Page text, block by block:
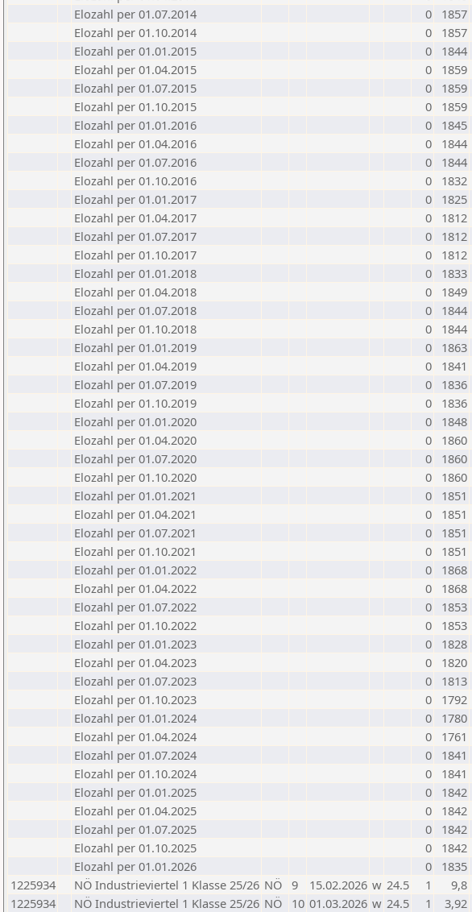
Elozahl per 01.07.2014
0
1857
Elozahl per 01.10.2014
0
1857
Elozahl per 01.01.2015
0
1844
Elozahl per 01.04.2015
0
1859
Elozahl per 01.07.2015
0
1859
Elozahl per 01.10.2015
0
1859
Elozahl per 01.01.2016
0
1845
Elozahl per 01.04.2016
0
1844
Elozahl per 01.07.2016
0
1844
Elozahl per 01.10.2016
0
1832
Elozahl per 01.01.2017
0
1825
Elozahl per 01.04.2017
0
1812
Elozahl per 01.07.2017
0
1812
Elozahl per 01.10.2017
0
1812
Elozahl per 01.01.2018
0
1833
Elozahl per 01.04.2018
0
1849
Elozahl per 01.07.2018
0
1844
Elozahl per 01.10.2018
0
1844
Elozahl per 01.01.2019
0
1863
Elozahl per 01.04.2019
0
1841
Elozahl per 01.07.2019
0
1836
Elozahl per 01.10.2019
0
1836
Elozahl per 01.01.2020
0
1848
Elozahl per 01.04.2020
0
1860
Elozahl per 01.07.2020
0
1860
Elozahl per 01.10.2020
0
1860
Elozahl per 01.01.2021
0
1851
Elozahl per 01.04.2021
0
1851
Elozahl per 01.07.2021
0
1851
Elozahl per 01.10.2021
0
1851
Elozahl per 01.01.2022
0
1868
Elozahl per 01.04.2022
0
1868
Elozahl per 01.07.2022
0
1853
Elozahl per 01.10.2022
0
1853
Elozahl per 01.01.2023
0
1828
Elozahl per 01.04.2023
0
1820
Elozahl per 01.07.2023
0
1813
Elozahl per 01.10.2023
0
1792
Elozahl per 01.01.2024
0
1780
Elozahl per 01.04.2024
0
1761
Elozahl per 01.07.2024
0
1841
Elozahl per 01.10.2024
0
1841
Elozahl per 01.01.2025
0
1842
Elozahl per 01.04.2025
0
1842
Elozahl per 01.07.2025
0
1842
Elozahl per 01.10.2025
0
1842
Elozahl per 01.01.2026
0
1835
1225934
NÖ Industrieviertel 1 Klasse 25/26 NÖ 9 15.02.2026 w 24.5 1 9,8
1225934
NÖ Industrieviertel 1 Klasse 25/26 NÖ 10 01.03.2026 w 24.5 1 3,92